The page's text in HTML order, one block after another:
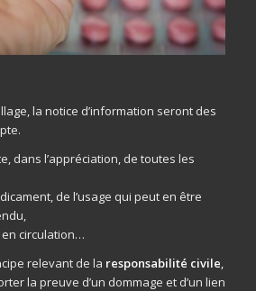
la notice d’information seront des
dans l’appréciation, de toutes les
de l’usage qui peut en être
circulation…
relevant de la responsabilité civile,
la preuve d’un dommage et d’un lien